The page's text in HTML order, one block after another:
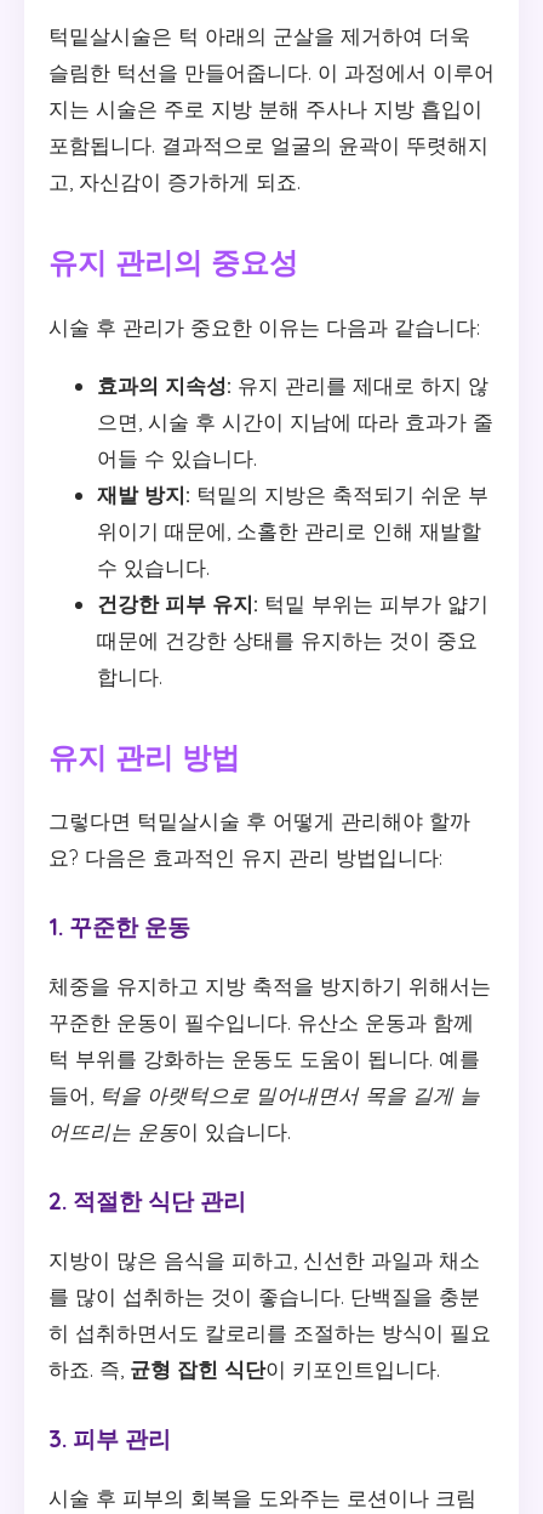
턱밑살시술은 턱 아래의 군살을 제거하여 더욱
슬림한 턱선을 만들어줍니다. 이 과정에서 이루어
지는 시술은 주로 지방 분해 주사나 지방 흡입이
포함됩니다. 결과적으로 얼굴의 윤곽이 뚜렷해지
고, 자신감이 증가하게 되죠.
유지 관리의 중요성
시술 후 관리가 중요한 이유는 다음과 같습니다:
효과의 지속성: 유지 관리를 제대로 하지 않
으면, 시술 후 시간이 지남에 따라 효과가 줄
어들 수 있습니다.
재발 방지: 턱밑의 지방은 축적되기 쉬운 부
위이기 때문에, 소홀한 관리로 인해 재발할
수 있습니다.
건강한 피부 유지: 턱밑 부위는 피부가 얇기
때문에 건강한 상태를 유지하는 것이 중요
합니다.
유지 관리 방법
그렇다면 턱밑살시술 후 어떻게 관리해야 할까
요? 다음은 효과적인 유지 관리 방법입니다:
1. 꾸준한 운동
체중을 유지하고 지방 축적을 방지하기 위해서는
꾸준한 운동이 필수입니다. 유산소 운동과 함께
턱 부위를 강화하는 운동도 도움이 됩니다. 예를
들어,
턱을 아랫턱으로 밀어내면서 목을 길게 늘
어뜨리는 운동이 있습니다.
2. 적절한 식단 관리
지방이 많은 음식을 피하고, 신선한 과일과 채소
를 많이 섭취하는 것이 좋습니다. 단백질을 충분
히 섭취하면서도 칼로리를 조절하는 방식이 필요
하죠. 즉, 균형 잡힌 식단이 키포인트입니다.
3. 피부 관리
시술 후 피부의 회복을 도와주는 로션이나 크림